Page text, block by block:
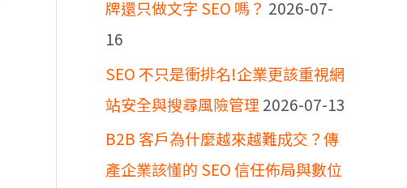
牌還只做文字 SEO 嗎？ 2026-07-
16
SEO 不只是衝排名!企業更該重視網
站安全與搜尋風險管理 2026-07-13
B2B 客戶為什麼越來越難成交？傳
產企業該懂的 SEO 信任佈局與數位